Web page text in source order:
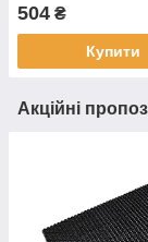
504 ₴
Купити
Акційні